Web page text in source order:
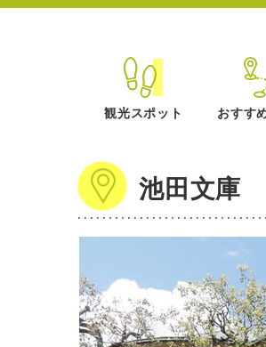
観光スポット おすす
池田文庫